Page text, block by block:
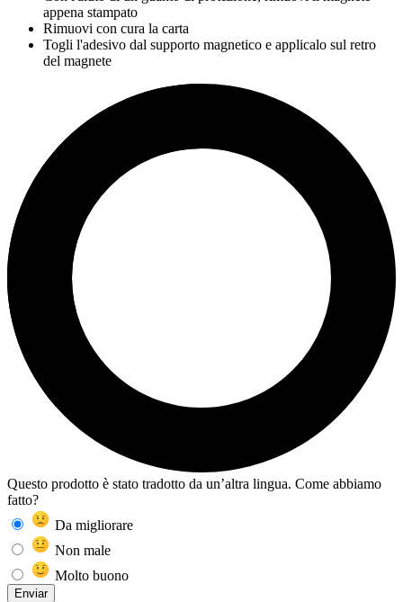
appena stampato
Rimuovi con cura la carta
Togli l'adesivo dal supporto magnetico e applicalo sul retro
del magnete
Questo prodotto è stato tradotto da un’altra lingua. Come abbiamo
fatto?
Da migliorare
Non male
Molto buono
Enviar